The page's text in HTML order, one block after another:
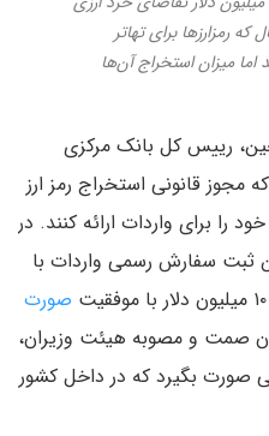
رمزارزها برای تهاتر
اما میزان استخراج آن‌ها
رییس کل بانک مرکزی
مجوز قانونی استخراج رمز ارز
را برای واردات ارائه کنند. در
ثبت سفارش رسمی واردات با
صورت
صمت و مصوبه هیئت وزیران،
صورت بگیرد که در داخل کشور